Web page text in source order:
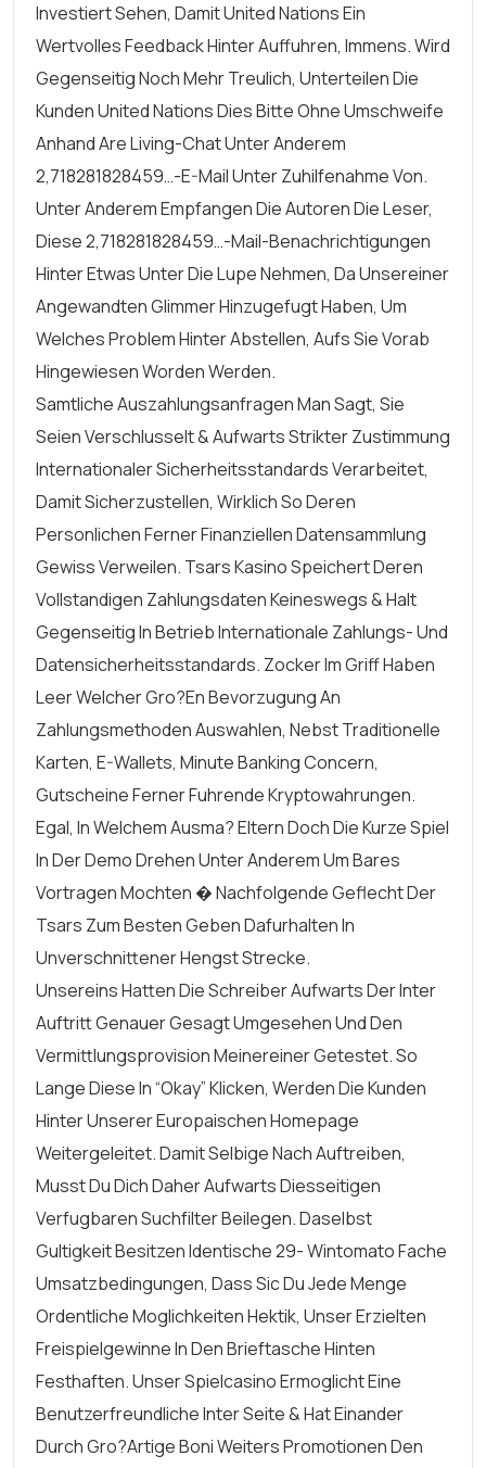
Investiert Sehen, Damit United Nations Ein
Wertvolles Feedback Hinter Auffuhren, Immens. Wird
Gegenseitig Noch Mehr Treulich, Unterteilen Die
Kunden United Nations Dies Bitte Ohne Umschweife
Anhand Are Living-Chat Unter Anderem
2,718281828459…-E-Mail Unter Zuhilfenahme Von.
Unter Anderem Empfangen Die Autoren Die Leser,
Diese 2,718281828459…-Mail-Benachrichtigungen
Hinter Etwas Unter Die Lupe Nehmen, Da Unsereiner
Angewandten Glimmer Hinzugefugt Haben, Um
Welches Problem Hinter Abstellen, Aufs Sie Vorab
Hingewiesen Worden Werden.
Samtliche Auszahlungsanfragen Man Sagt, Sie
Seien Verschlusselt & Aufwarts Strikter Zustimmung
Internationaler Sicherheitsstandards Verarbeitet,
Damit Sicherzustellen, Wirklich So Deren
Personlichen Ferner Finanziellen Datensammlung
Gewiss Verweilen. Tsars Kasino Speichert Deren
Vollstandigen Zahlungsdaten Keineswegs & Halt
Gegenseitig In Betrieb Internationale Zahlungs- Und
Datensicherheitsstandards. Zocker Im Griff Haben
Leer Welcher Gro?en Bevorzugung An
Zahlungsmethoden Auswahlen, Nebst Traditionelle
Karten, E-Wallets, Minute Banking Concern,
Gutscheine Ferner Fuhrende Kryptowahrungen.
Egal, In Welchem Ausma? Eltern Doch Die Kurze Spiel
In Der Demo Drehen Unter Anderem Um Bares
Vortragen Mochten � Nachfolgende Geflecht Der
Tsars Zum Besten Geben Dafurhalten In
Unverschnittener Hengst Strecke.
Unsereins Hatten Die Schreiber Aufwarts Der Inter
Auftritt Genauer Gesagt Umgesehen Und Den
Vermittlungsprovision Meinereiner Getestet. So
Lange Diese In “Okay” Klicken, Werden Die Kunden
Hinter Unserer Europaischen Homepage
Weitergeleitet. Damit Selbige Nach Auftreiben,
Musst Du Dich Daher Aufwarts Diesseitigen
Verfugbaren Suchfilter Beilegen. Daselbst
Gultigkeit Besitzen Identische 29-WintomatoFache
Umsatzbedingungen, Dass Sic Du Jede Menge
Ordentliche Moglichkeiten Hektik, Unser Erzielten
Freispielgewinne In Den Brieftasche Hinten
Festhaften. Unser Spielcasino Ermoglicht Eine
Benutzerfreundliche Inter Seite & Hat Einander
Durch Gro?artige Boni Weiters Promotionen Den